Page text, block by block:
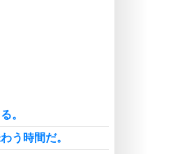
たい30の大切なこと
。
う時間だ。